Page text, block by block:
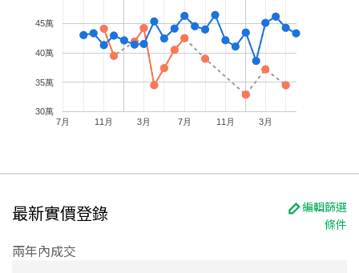
7月 11月 3月 7月 11月 3月
30萬
35萬
40萬
45萬
最新實價登錄
編輯篩選
條件
兩年內成交